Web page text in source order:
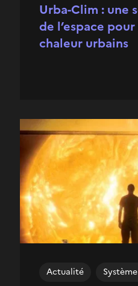
Urba-Clim : une
de l’espace
chaleur urbains
Actualité